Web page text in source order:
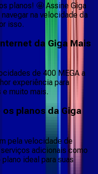
planos! 🤩 Assine Giga
na velocidade da
isso.
da Giga Mais
de 400 MEGA a
experiência para
e muito mais.
planos da Giga
pela velocidade de
adicionais como
ideal para suas